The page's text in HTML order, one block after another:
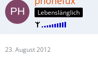
Lebenslänglich
23. August 2012